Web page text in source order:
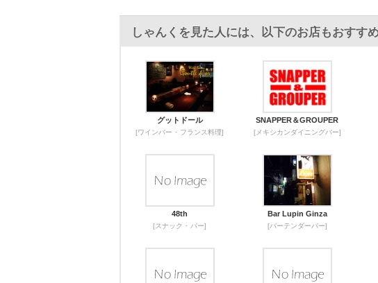
しゃんくを見た人には、以下のお店もおすす
グットドール
[ワインバー ･ フランス料理]
SNAPPER＆GROUPER
[メキシカンダイニングバー]
48th
[スナック ･ バー]
Bar Lupin Ginza
[バーテンダーバー]